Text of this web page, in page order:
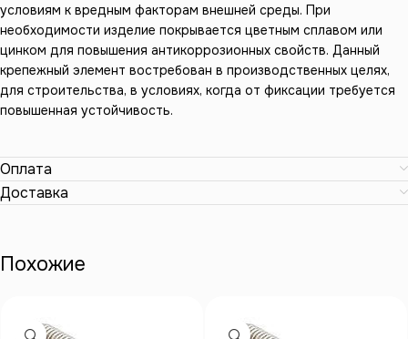
условиям к вредным факторам внешней среды. При
необходимости изделие покрывается цветным сплавом или
цинком для повышения антикоррозионных свойств. Данный
крепежный элемент востребован в производственных целях,
для строительства, в условиях, когда от фиксации требуется
повышенная устойчивость.
Оплата
Доставка
Похожие